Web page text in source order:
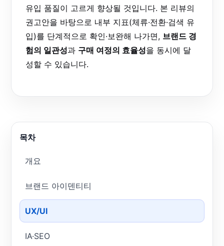
유입 품질이 고르게 향상될 것입니다. 본 리뷰의
권고안을 바탕으로 내부 지표(체류·전환·검색 유
입)를 단계적으로 확인·보완해 나가면, 브랜드 경
험의 일관성과 구매 여정의 효율성을 동시에 달
성할 수 있습니다.
목차
개요
브랜드 아이덴티티
UX/UI
IA·SEO